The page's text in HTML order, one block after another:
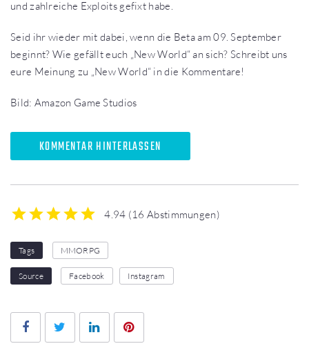
und zahlreiche Exploits gefixt habe.
Seid ihr wieder mit dabei, wenn die Beta am 09. September
beginnt? Wie gefällt euch „New World“ an sich? Schreibt uns
eure Meinung zu „New World“ in die Kommentare!
Bild: Amazon Game Studios
KOMMENTAR HINTERLASSEN
4.94 (16 Abstimmungen)
Tags MMORPG
Source Facebook Instagram
FacebookTwitter LinkedIn